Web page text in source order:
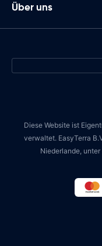
Über uns
Diese Website ist
verwaltet. EasyTerra
Niederlande,